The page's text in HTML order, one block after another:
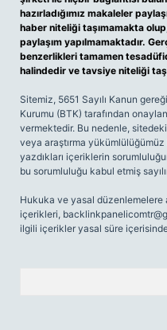
hazırladığımız makaleler
haber niteliği taşımamakta
paylaşım yapılmamaktadır.
benzerlikleri tamamen
halindedir ve tavsiye niteliği
Sitemiz, 5651 Sayılı Kanun
Kurumu (BTK) tarafından
vermektedir. Bu nedenle,
veya araştırma
yazdıkları içeriklerin
bu sorumluluğu kabul etmiş
Hukuka ve yasal düzenlemelere
içerikleri,
ilgili içerikler yasal süre